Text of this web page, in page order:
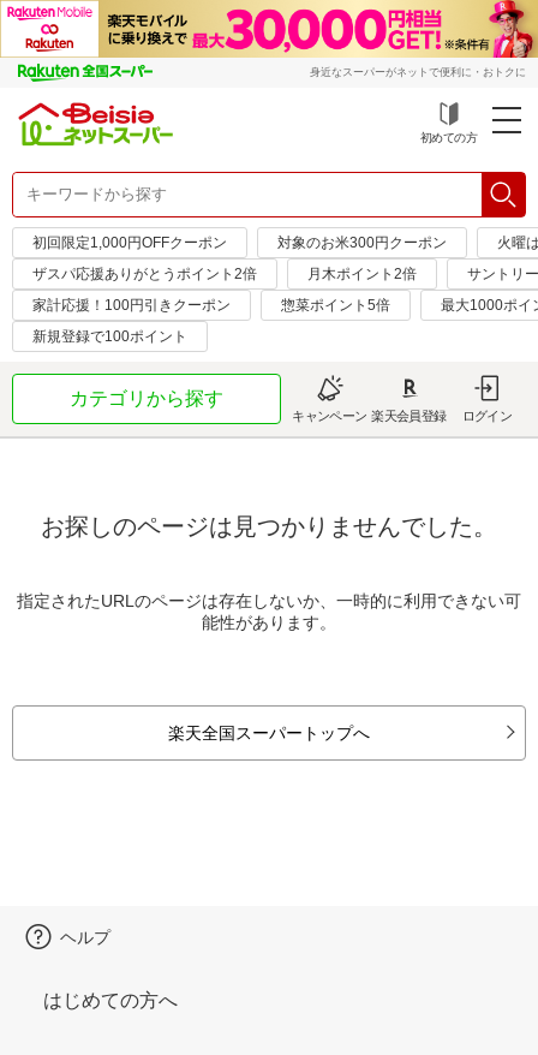
身近なスーパーがネットで便利に・おトクに
初めての方
初回限定1,000円OFFクーポン 対象のお米300円クーポン
火曜
ザスパ応援ありがとうポイント2倍
月木ポイント2倍
サントリ
家計応援！100円引きクーポン
惣菜ポイント5倍
最大1000ポイ
新規登録で100ポイント
カテゴリから探す
キャンペーン 楽天会員登録 ログイン
お探しのページは見つかりませんでした。
指定されたURLのページは存在しないか、一時的に利用できない可
能性があります。
楽天全国スーパートップへ
ヘルプ
はじめての方へ